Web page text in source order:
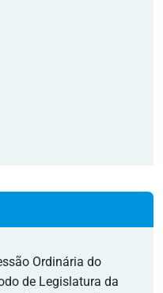
Ordinária do
de Legislatura da